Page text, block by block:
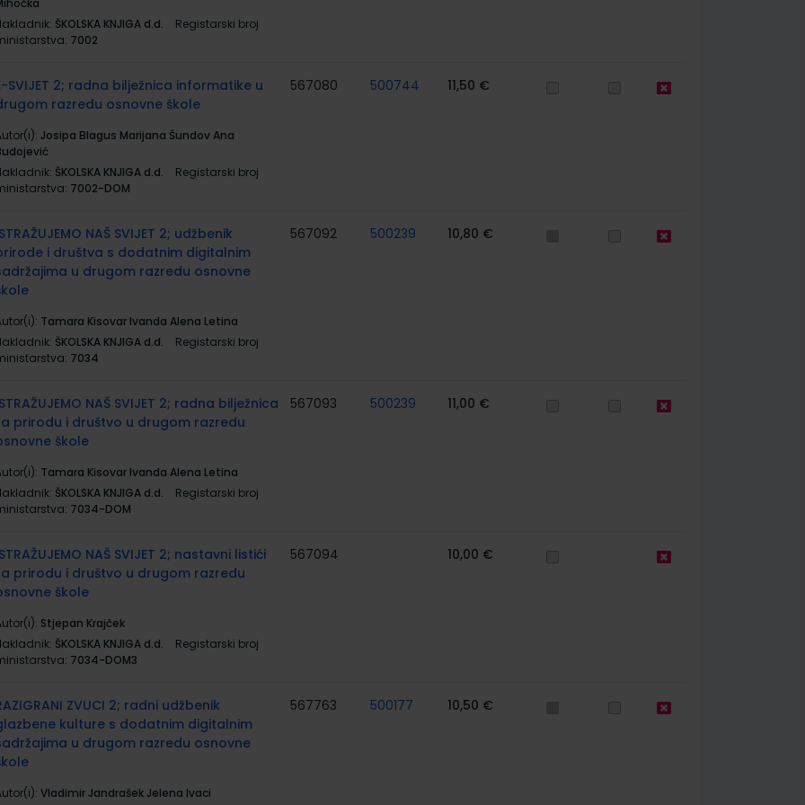
ŠKOLSKA KNJIGA d.d.
Registarski broj
7002
SVIJET 2; radna bilježnica informatike u
razredu osnovne škole
Josipa Blagus Marijana Šundov Ana
ŠKOLSKA KNJIGA d.d.
Registarski broj
7002-DOM
567080 500744 11,50 €
NAŠ SVIJET 2; udžbenik
i društva s dodatnim digitalnim
u drugom razredu osnovne
Tamara Kisovar Ivanda Alena Letina
ŠKOLSKA KNJIGA d.d.
Registarski broj
7034
567092 500239 10,80 €
NAŠ SVIJET 2; radna bilježnica
prirodu i društvo u drugom razredu
škole
Tamara Kisovar Ivanda Alena Letina
ŠKOLSKA KNJIGA d.d.
Registarski broj
7034-DOM
567093 500239 11,00 €
NAŠ SVIJET 2; nastavni listići
prirodu i društvo u drugom razredu
škole
Stjepan Krajček
ŠKOLSKA KNJIGA d.d.
Registarski broj
7034-DOM3
567094 10,00 €
ZVUCI 2; radni udžbenik
kulture s dodatnim digitalnim
u drugom razredu osnovne
Vladimir Jandrašek Jelena Ivaci
567763 500177 10,50 €